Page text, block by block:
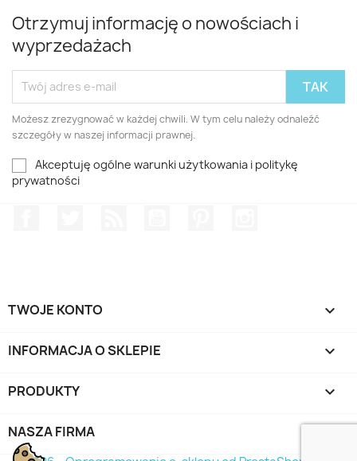
Otrzymuj informację o nowościach i
wyprzedażach
Możesz zrezygnować w każdej chwili. W tym celu należy odnaleźć
szczegóły w naszej informacji prawnej.
Akceptuję ogólne warunki użytkowania i politykę
prywatności
TWOJE KONTO 
INFORMACJA O SKLEPIE keyboard_arrow_down
PRODUKTY 
NASZA FIRMA